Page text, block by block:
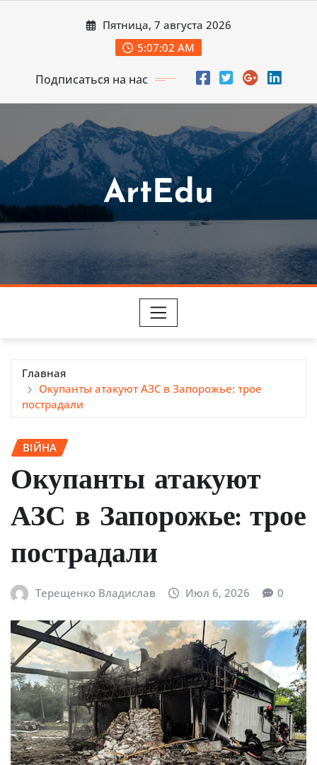
Пятница, 7 августа 2026
5:07:04 AM
Подписаться на нас
ArtEdu
Главная
Окупанты атакуют АЗС в Запорожье: трое
пострадали
ВІЙНА
Окупанты атакуют
АЗС в Запорожье: трое
пострадали
Терещенко Владислав Июл 6, 2026 0